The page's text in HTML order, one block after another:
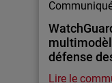
défense
Lire le